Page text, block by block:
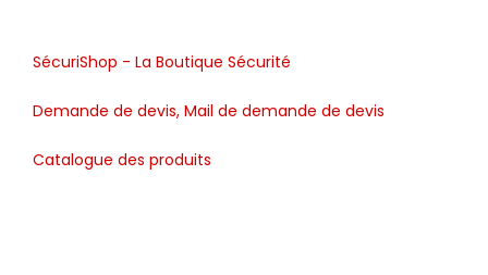
SécuriShop - La Boutique Sécurité
Demande de devis, Mail de demande de devis
Catalogue des produits